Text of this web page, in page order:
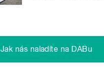
Jak nás naladíte na DABu